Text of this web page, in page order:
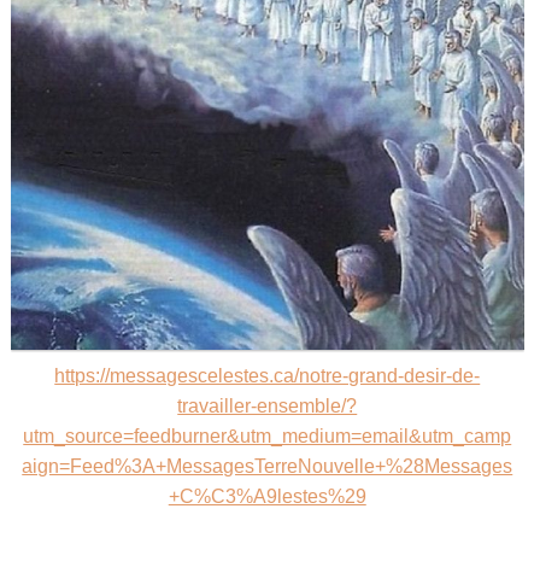
https://messagescelestes.ca/notre-grand-desir-de-
travailler-ensemble/?
utm_source=feedburner&utm_medium=email&utm_camp
aign=Feed%3A+MessagesTerreNouvelle+%28Messages
+C%C3%A9lestes%29